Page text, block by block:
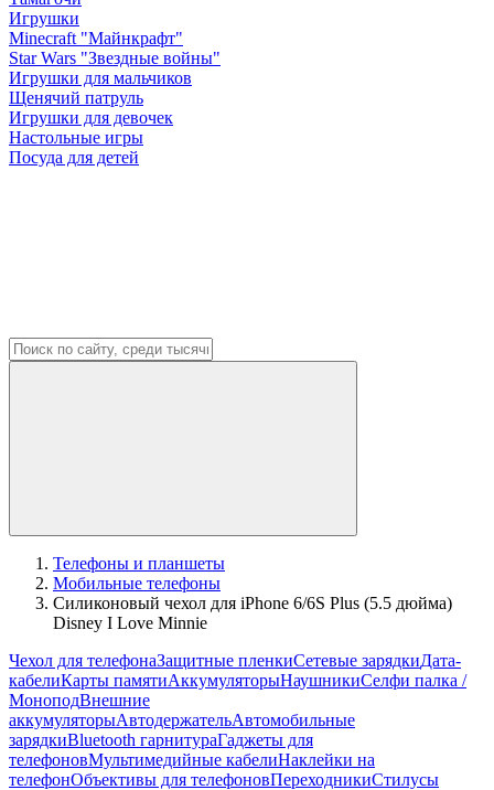
Игрушки
Minecraft "Майнкрафт"
Star Wars "Звездные войны"
Игрушки для мальчиков
Щенячий патруль
Игрушки для девочек
Настольные игры
Посуда для детей
Телефоны и планшеты
Мобильные телефоны
Силиконовый чехол для iPhone 6/6S Plus (5.5 дюйма)
Disney I Love Minnie
Чехол для телефонаЗащитные пленкиСетевые зарядкиДата-
кабелиКарты памятиАккумуляторыНаушникиСелфи палка /
МоноподВнешние
аккумуляторыАвтодержательАвтомобильные
зарядкиBluetooth гарнитураГаджеты для
телефоновМультимедийные кабелиНаклейки на
телефонОбъективы для телефоновПереходникиСтилусы